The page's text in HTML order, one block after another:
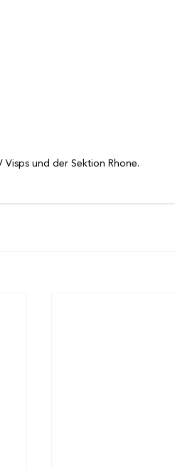
und der Sektion Rhone.